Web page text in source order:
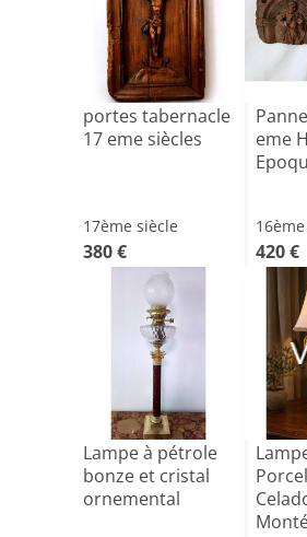
portes tabernacle
17 eme siècles
17ème siècle
380 €
eme
420 €
Lampe à pétrole
bonze et cristal
ornemental